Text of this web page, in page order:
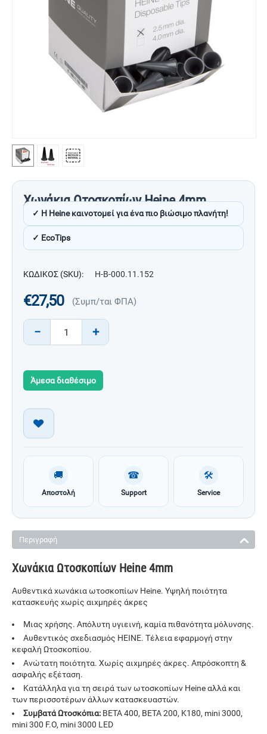
Χωνάκια Ωτοσκοπίων Heine 4mm
✓ Η Heine καινοτομεί για ένα πιο βιώσιμο πλανήτη!
✓ EcoTips
ΚΩΔΙΚΟΣ (SKU): H-B-000.11.152
€27,50 (Συμπ/ται ΦΠΑ)
+
−
Άμεσα διαθέσιμο
🚚
Αποστολή
☎
Support
🛠
Service
Περιγραφή
Χωνάκια Ωτοσκοπίων Heine 4mm
Αυθεντικά χωνάκια ωτοσκοπίων Heine. Υψηλή ποιότητα
κατασκευής χωρίς αιχμηρές άκρες
Μιας χρήσης. Απόλυτη υγιεινή, καμία πιθανότητα μόλυνσης.
Αυθεντικός σχεδιασμός HEINE. Τέλεια εφαρμογή στην
κεφαλή Ωτοσκοπίου.
Ανώτατη ποιότητα. Χωρίς αιχμηρές άκρες. Απρόσκοπτη &
ασφαλής εξέταση.
Κατάλληλα για τη σειρά των ωτοσκοπίων Heine αλλά και
των περισσοτέρων άλλων κατασκευαστών.
Συμβατά Ωτοσκόπια: BETA 400, BETA 200, K180, mini 3000,
mini 300 F.O, mini 3000 LED